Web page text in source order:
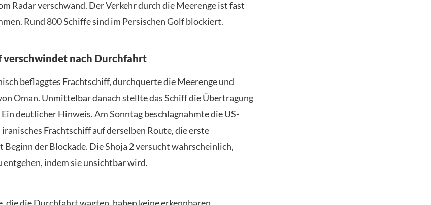
Radar verschwand. Der Verkehr durch die Meerenge ist fast
Rund 800 Schiffe sind im Persischen Golf blockiert.
verschwindet nach Durchfahrt
beflaggtes Frachtschiff, durchquerte die Meerenge und
Oman. Unmittelbar danach stellte das Schiff die Übertragung
deutlicher Hinweis. Am Sonntag beschlagnahmte die US-
Frachtschiff auf derselben Route, die erste
Beginn der Blockade. Die Shoja 2 versucht wahrscheinlich,
entgehen, indem sie unsichtbar wird.